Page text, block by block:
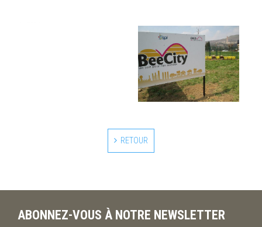
RETOUR
ABONNEZ-VOUS À NOTRE NEWSLETTER